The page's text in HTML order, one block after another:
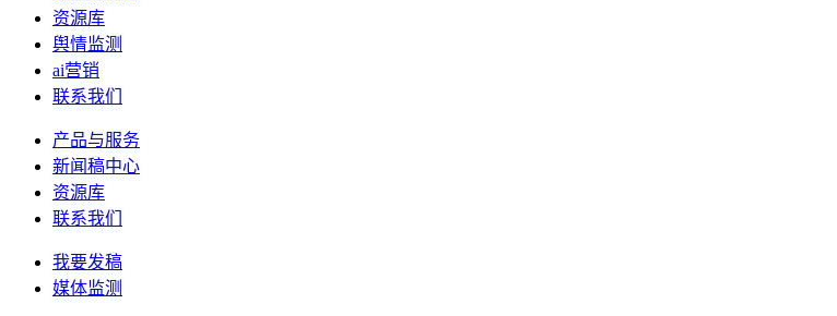
资源库
舆情监测
ai营销
联系我们
产品与服务
新闻稿中心
资源库
联系我们
我要发稿
媒体监测